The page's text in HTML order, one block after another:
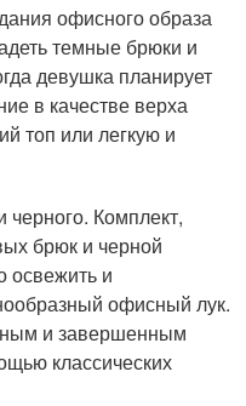
офисного образа
темные брюки и
девушка планирует
в качестве верха
топ или легкую и
Комплект,
брюк и черной
освежить и
офисный лук.
и завершенным
классических